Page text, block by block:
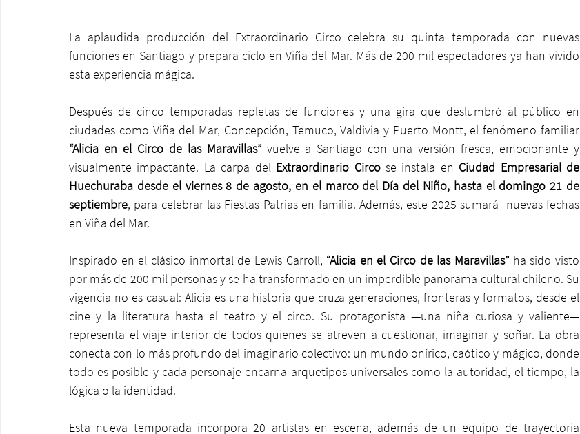
La aplaudida producción del Extraordinario Circo celebra su quinta temporada con nuevas
funciones en Santiago y prepara ciclo en Viña del Mar. Más de 200 mil espectadores ya han vivido
esta experiencia mágica.
Después de cinco temporadas repletas de funciones y una gira que deslumbró al público en
ciudades como Viña del Mar, Concepción, Temuco, Valdivia y Puerto Montt, el fenómeno familiar
“Alicia en el Circo de las Maravillas” vuelve a Santiago con una versión fresca, emocionante y
visualmente impactante. La carpa del Extraordinario Circo se instala en Ciudad Empresarial de
Huechuraba desde el viernes 8 de agosto, en el marco del Día del Niño, hasta el domingo 21 de
septiembre, para celebrar las Fiestas Patrias en familia. Además, este 2025 sumará  nuevas fechas
en Viña del Mar.
Inspirado en el clásico inmortal de Lewis Carroll, “Alicia en el Circo de las Maravillas” ha sido visto
por más de 200 mil personas y se ha transformado en un imperdible panorama cultural chileno. Su
vigencia no es casual: Alicia es una historia que cruza generaciones, fronteras y formatos, desde el
cine y la literatura hasta el teatro y el circo. Su protagonista —una niña curiosa y valiente—
representa el viaje interior de todos quienes se atreven a cuestionar, imaginar y soñar. La obra
conecta con lo más profundo del imaginario colectivo: un mundo onírico, caótico y mágico, donde
todo es posible y cada personaje encarna arquetipos universales como la autoridad, el tiempo, la
lógica o la identidad.
Esta nueva temporada incorpora 20 artistas en escena, además de un equipo de trayectoria